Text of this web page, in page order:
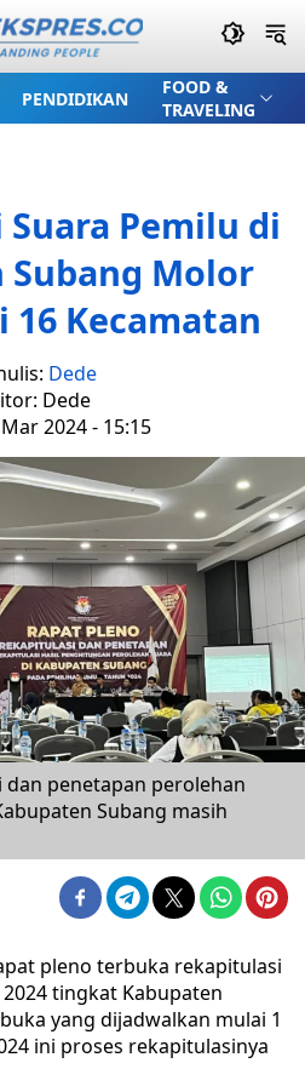
PENDIDIKAN
FOOD &
TRAVELING
Pemilu di
Subang Molor
16 Kecamatan
Dede
Dede
2024 - 15:15
penetapan perolehan
Subang masih
pleno terbuka rekapitulasi
tingkat Kabupaten
yang dijadwalkan mulai 1
ini proses rekapitulasinya